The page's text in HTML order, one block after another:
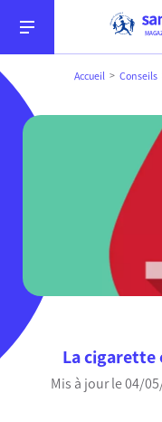
Démarches
Accueil Conseils
La cigarette
Mis à jour le 04/